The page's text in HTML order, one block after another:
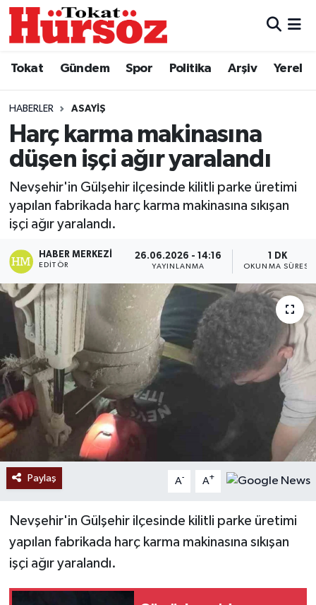
Tokat Gündem Spor Politika Arşiv Yerel
HABERLER ASAYIŞ
Harç karma makinasına
düşen işçi ağır yaralandı
Nevşehir'in Gülşehir ilçesinde kilitli parke üretimi
yapılan fabrikada harç karma makinasına sıkışan
işçi ağır yaralandı.
HABER MERKEZI
EDITÖR
26.06.2026 - 14:16
YAYINLANMA
1 DK
OKUNMA SÜRESI
Paylaş A- A+
Nevşehir'in Gülşehir ilçesinde kilitli parke üretimi
yapılan fabrikada harç karma makinasına sıkışan
işçi ağır yaralandı.
Türkiye Gündemi
Gündem
Asayiş
Spor
Politika
Tokat Spor
Eğitim
Ekonomi
Sağlık
Tokat Haber
Hava Durumu
Tokat Namaz Vakitleri
Trafik Durumu
Süper Lig Puan Durumu ve Fikstür
Tüm Manşetler
Son Dakika Haberleri
Haber Arşivi